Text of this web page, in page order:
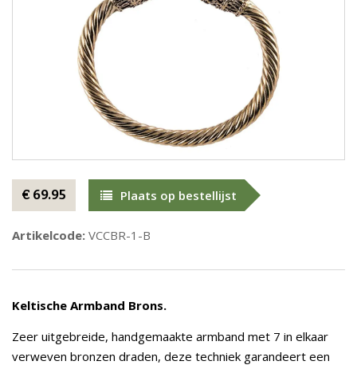
€ 69.95 Plaats op bestellijst
Artikelcode: VCCBR-1-B
Keltische Armband Brons.
Zeer uitgebreide, handgemaakte armband met 7 in elkaar
verweven bronzen draden, deze techniek garandeert een